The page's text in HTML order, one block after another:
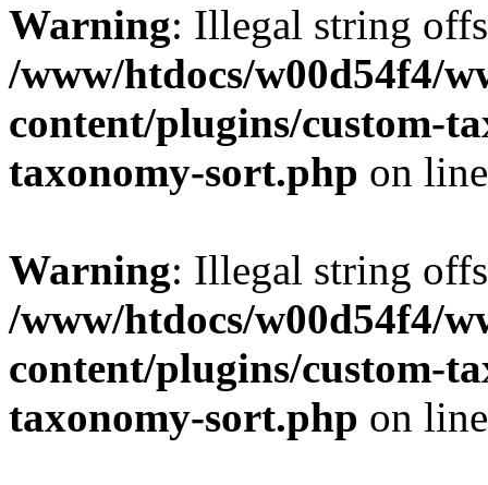
Warning: Illegal string
/www/htdocs/w00d54f4/
content/plugins/custom-
taxonomy-sort.php on
Warning: Illegal string
/www/htdocs/w00d54f4/
content/plugins/custom-
taxonomy-sort.php on